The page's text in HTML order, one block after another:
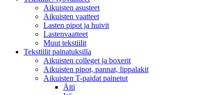
Aikuisten asusteet
Aikuisten vaatteet
Lasten pipot ja huivit
Lastenvaatteet
Muut tekstiilit
Tekstiilit painatuksilla
Aikuisten colleget ja boxerit
Aikuisten pipot, pannat, lippalakit
Aikuisten T-paidat painetut
Äiti